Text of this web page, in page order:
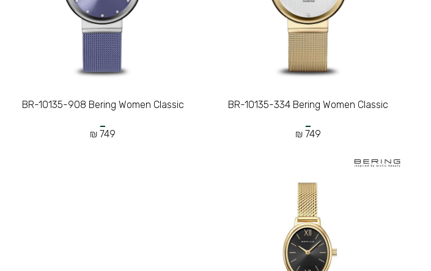
BR-10135-334 Bering Women Classic
749 ₪
BR-10135-908 Bering Women Classic
749 ₪